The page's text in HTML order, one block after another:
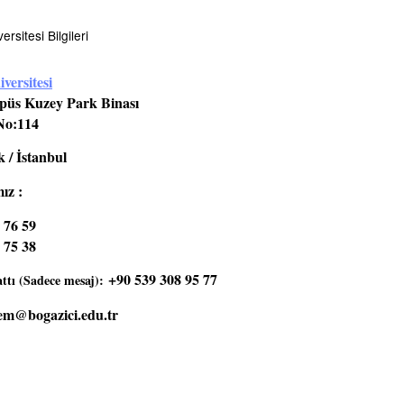
Bilgileri
Kuzey Park Binası
/ İstanbul
:
59
38
(Sadece mesaj): +90 539 308 95 77